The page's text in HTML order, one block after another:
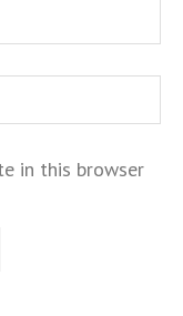
in this browser